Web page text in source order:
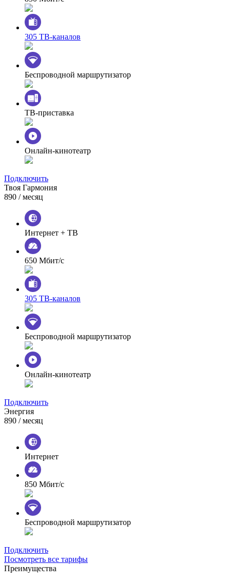
305 ТВ-каналов
Беспроводной маршрутизатор
ТВ-приставка
Онлайн-кинотеатр
Подключить
Твоя Гармония
890 / месяц
Интернет + ТВ
650 Мбит/с
305 ТВ-каналов
Беспроводной маршрутизатор
Онлайн-кинотеатр
Подключить
Энергия
890 / месяц
Интернет
850 Мбит/с
Беспроводной маршрутизатор
Подключить
Посмотреть все тарифы
Преимущества